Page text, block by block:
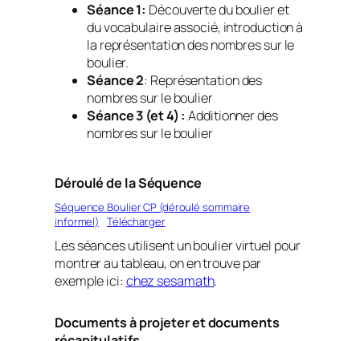
Séance 1: Découverte du boulier et
du vocabulaire associé, introduction à
la représentation des nombres sur le
boulier.
Séance 2: Représentation des
nombres sur le boulier
Séance 3 (et 4) : Additionner des
nombres sur le boulier
Déroulé de la Séquence
Séquence Boulier CP (déroulé sommaire
informel)
Télécharger
Les séances utilisent un boulier virtuel pour
montrer au tableau, on en trouve par
exemple ici: chez sesamath.
Documents à projeter et documents